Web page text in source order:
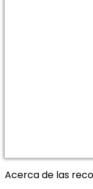
Acerca de las